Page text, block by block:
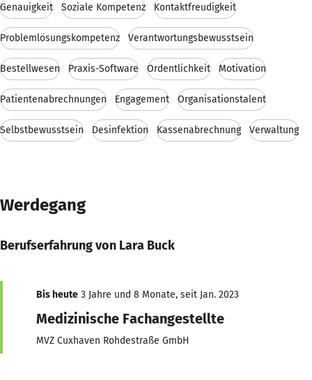
Genauigkeit Soziale Kompetenz Kontaktfreudigkeit
Problemlösungskompetenz Verantwortungsbewusstsein
Bestellwesen Praxis-Software Ordentlichkeit Motivation
Patientenabrechnungen Engagement Organisationstalent
Selbstbewusstsein Desinfektion Kassenabrechnung Verwaltung
Werdegang
Berufserfahrung von Lara Buck
Bis heute 3 Jahre und 8 Monate, seit Jan. 2023
Medizinische Fachangestellte
MVZ Cuxhaven Rohdestraße GmbH